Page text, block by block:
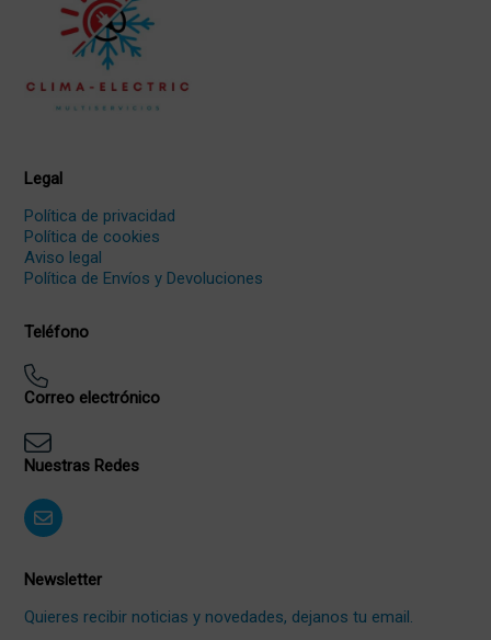
Legal
Política de privacidad
Política de cookies
Aviso legal
Política de Envíos y Devoluciones
Teléfono
Correo electrónico
Nuestras Redes
Newsletter
Quieres recibir noticias y novedades, dejanos tu email.